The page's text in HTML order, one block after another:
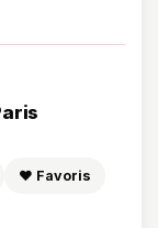
❤️ Favoris